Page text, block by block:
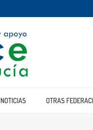
NOTICIAS OTRAS